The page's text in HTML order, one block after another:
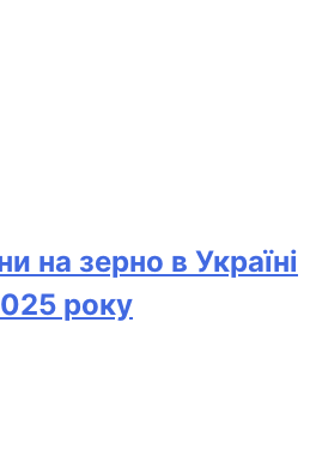
на зерно в Україні
року